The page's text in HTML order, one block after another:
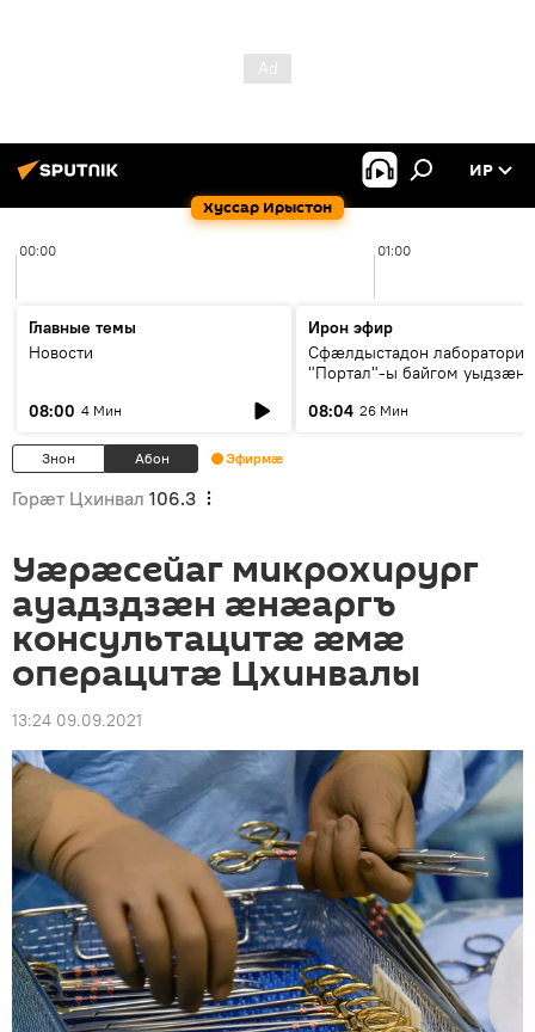
Хуссар Ирыстон
ИР
00:00 01:00
Главные темы
Новости
08:00 4 Мин
Ирон эфир
Сфæлдыстадон лаборатори
"Портал"-ы байгом уыдзæн
Æхсары куыстыты равдыст
08:04 26 Мин
Знон Абон Эфирмæ
Горӕт Цхинвал 106.3
Уӕрӕсейаг микрохирург
ауадздзӕн ӕнӕаргъ
консультацитӕ ӕмӕ
операцитӕ Цхинвалы
13:24 09.09.2021